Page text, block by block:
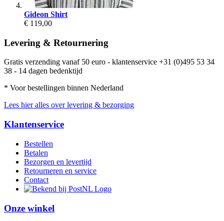
Gideon Shirt
€ 119,00
Levering & Retournering
Gratis verzending vanaf 50 euro - klantenservice +31 (0)495 53 34
38 - 14 dagen bedenktijd
* Voor bestellingen binnen Nederland
Lees hier alles over levering & bezorging
Klantenservice
Bestellen
Betalen
Bezorgen en levertijd
Retourneren en service
Contact
Onze winkel